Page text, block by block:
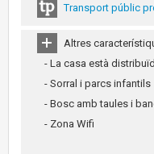
Transport públic
Altres
- La casa està
- Sorral i parcs infantils
- Bosc amb taules i
- Zona Wifi